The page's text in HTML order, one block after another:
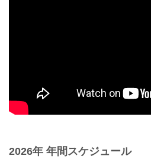
2026年 年間スケジュール